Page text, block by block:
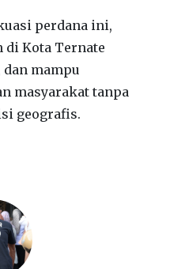
perdana ini,
Kota Ternate
mampu
masyarakat tanpa
geografis.